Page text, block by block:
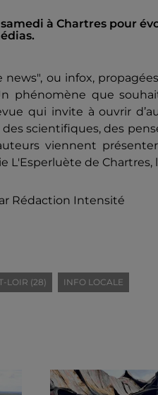
à Chartres pour
news", ou infox,
phénomène que
qui invite à ouvrir
scientifiques, des
viennent
L'Esperluète de Chartres,
Rédaction Intensité
LOIR (28) INFO LOCALE